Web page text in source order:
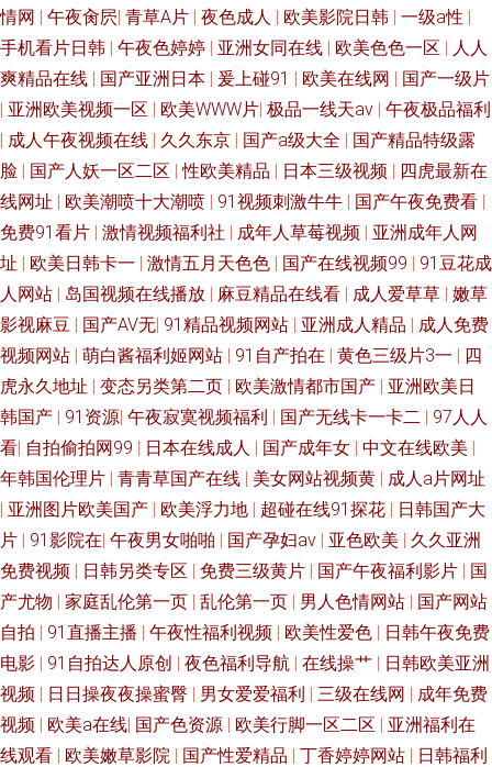
袜 男人天堂网址 91国产下载 精品国产欧美婷婷 影音先锋伦理资源AV 国产传
媒视频在线看 91饭店丝袜足交福利彩票 久久视频333 91精品娱乐 久久91视
频 91超碰在线观看 国产人妖一区二区视频 影音先锋资源网五月天 福利视频
1000合集 五月美眉被操
情网 | 午夜肏屄| 青草A片 | 夜色成人 | 欧美影院日韩 | 一级a性 |
手机看片日韩 | 午夜色婷婷 | 亚洲女同在线 | 欧美色色一区 | 人人
爽精品在线 | 国产亚洲日本 | 爰上碰91 | 欧美在线网 | 国产一级片
| 亚洲欧美视频一区 | 欧美WWW片| 极品一线天av | 午夜极品福利
| 成人午夜视频在线 | 久久东京 | 国产a级大全 | 国产精品特级露
脸 | 国产人妖一区二区 |性欧美精品 | 日本三级视频 | 四虎最新在
线网址 | 欧美潮喷十大潮喷 | 91视频刺激牛牛 | 国产午夜免费看 |
免费91看片 | 激情视频福利社 | 成年人草莓视频 | 亚洲成年人网
址 | 欧美日韩卡一 | 激情五月天色色 | 国产在线视频99 | 91豆花成
人网站 | 岛国视频在线播放 | 麻豆精品在线看 | 成人爱草草 | 嫩草
影视麻豆 | 国产AV无| 91精品视频网站 | 亚洲成人精品 | 成人免费
视频网站 | 萌白酱福利姬网站 | 91自产拍在 | 黄色三级片3一 | 四
虎永久地址 | 变态另类第二页 | 欧美激情都市国产 | 亚洲欧美日
韩国产 | 91资源| 午夜寂寞视频福利 | 国产无线卡一卡二 | 97人人
看| 自拍偷拍网99 | 日本在线成人 | 国产成年女 | 中文在线欧美 |
年韩国伦理片 | 青青草国产在线 | 美女网站视频黄 | 成人a片网址
| 亚洲图片欧美国产 | 欧美浮力地 | 超碰在线91探花 | 日韩国产大
片 | 91影院在| 午夜男女啪啪 | 国产孕妇av | 亚色欧美 | 久久亚洲
免费视频 | 日韩另类专区 | 免费三级黄片 | 国产午夜福利影片 | 国
产尤物 | 家庭乱伦第一页 | 乱伦第一页 | 男人色情网站 | 国产网站
自拍 | 91直播主播 | 午夜性福利视频 | 欧美性爱色 | 日韩午夜免费
电影 | 91自拍达人原创 | 夜色福利导航 | 在线操艹 | 日韩欧美亚洲
视频 | 日日操夜夜操蜜臀 | 男女爱爱福利 | 三级在线网 | 成年免费
视频 | 欧美a在线| 国产色资源 | 欧美行脚一区二区 | 亚洲福利在
线观看 | 欧美嫩草影院 | 国产性爱精品 | 丁香婷婷网站 | 日韩福利